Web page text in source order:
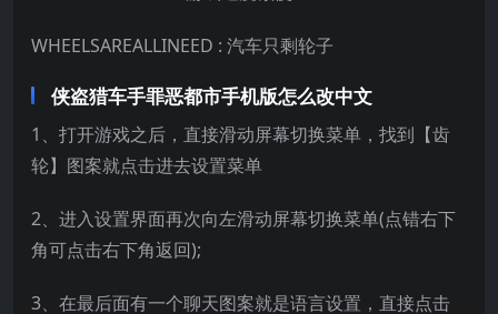
WHEELSAREALLINEED : 汽车只剩轮子
侠盗猎车手罪恶都市手机版怎么改中文
1、打开游戏之后，直接滑动屏幕切换菜单，找到【齿
轮】图案就点击进去设置菜单
2、进入设置界面再次向左滑动屏幕切换菜单(点错右下
角可点击右下角返回);
3、在最后面有一个聊天图案就是语言设置，直接点击